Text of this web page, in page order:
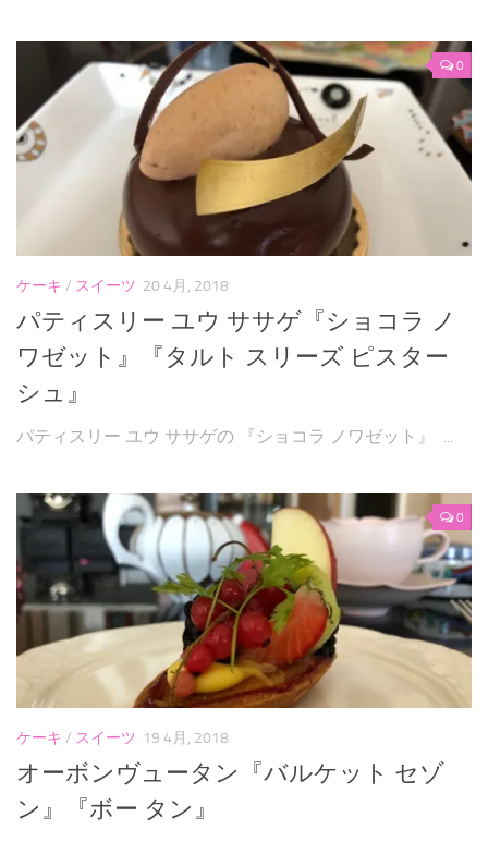
0
ケーキ / スイーツ 20 4月, 2018
パティスリー ユウ ササゲ『ショコラ ノ
ワゼット』『タルト スリーズ ピスター
シュ』
パティスリー ユウ ササゲの 『ショコラ ノワゼット』 ...
0
ケーキ / スイーツ 19 4月, 2018
オーボンヴュータン『バルケット セゾ
ン』『ボー タン』